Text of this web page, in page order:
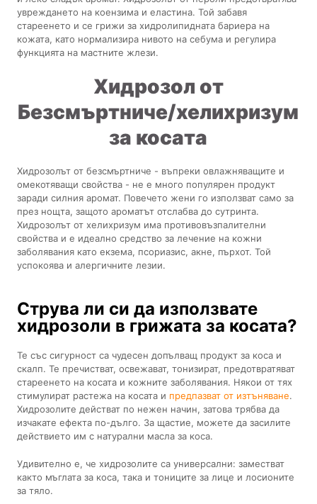
увреждането на коензима и еластина. Той забавя
стареенето и се грижи за хидролипидната бариера на
кожата, като нормализира нивото на себума и регулира
функцията на мастните жлези.
Хидрозол от
Безсмъртниче/хелихризум
за косата
Хидрозолът от безсмъртниче - въпреки овлажняващите и
омекотяващи свойства - не е много популярен продукт
заради силния аромат. Повечето жени го използват само за
през нощта, защото ароматът отслабва до сутринта.
Хидрозолът от хелихризум има противовъзпалителни
свойства и е идеално средство за лечение на кожни
заболявания като екзема, псориазис, акне, пърхот. Той
успокоява и алергичните лезии.
Струва ли си да използвате
хидрозоли в грижата за косата?
Те със сигурност са чудесен допълващ продукт за коса и
скалп. Те пречистват, освежават, тонизират, предотвратяват
стареенето на косата и кожните заболявания. Някои от тях
стимулират растежа на косата и предпазват от изтъняване.
Хидрозолите действат по нежен начин, затова трябва да
изчакате ефекта по-дълго. За щастие, можете да засилите
действието им с натурални масла за коса.
Удивително е, че хидрозолите са универсални: заместват
както мъглата за коса, така и тониците за лице и лосионите
за тяло.